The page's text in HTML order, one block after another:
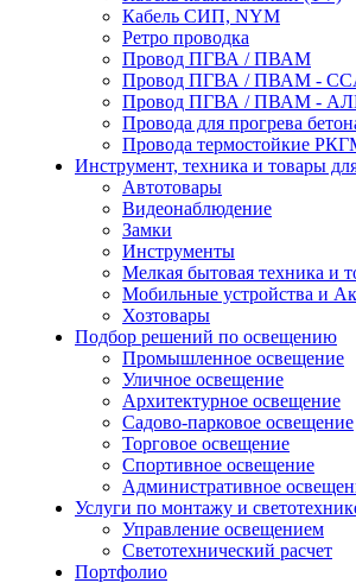
Кабель СИП, NYM
Ретро проводка
Провод ПГВА / ПВАМ
Провод ПГВА / ПВАМ -
Провод ПГВА / ПВАМ -
Провода для прогрева
Провода термостойкие
Инструмент, техника и товары
Автотовары
Видеонаблюдение
Замки
Инструменты
Мелкая бытовая техника и
Мобильные устройства и
Хозтовары
Подбор решений по освещению
Промышленное освещение
Уличное освещение
Архитектурное освещение
Садово-парковое освещение
Торговое освещение
Спортивное освещение
Административное
Услуги по монтажу и
Управление освещением
Светотехнический расчет
Портфолио